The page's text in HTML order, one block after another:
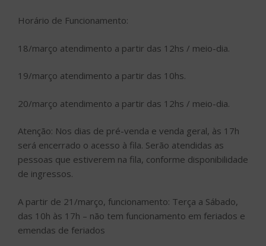
Horário de Funcionamento:
18/março atendimento a partir das 12hs / meio-dia.
19/março atendimento a partir das 10hs.
20/março atendimento a partir das 12hs / meio-dia.
Atenção: Nos dias de pré-venda e venda geral, às 17h
será encerrado o acesso à fila. Serão atendidas as
pessoas que estiverem na fila, conforme disponibilidade
de ingressos.
A partir de 21/março, funcionamento: Terça a Sábado,
das 10h às 17h – não tem funcionamento em feriados e
emendas de feriados